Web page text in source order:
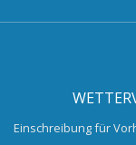
Einschreibung für